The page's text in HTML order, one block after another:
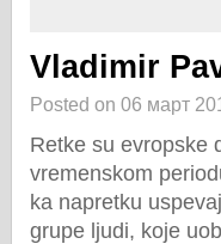
Vladimir
Posted on 06 март
Retke su evropske
vremenskom
ka napretku
grupe ljudi, koje